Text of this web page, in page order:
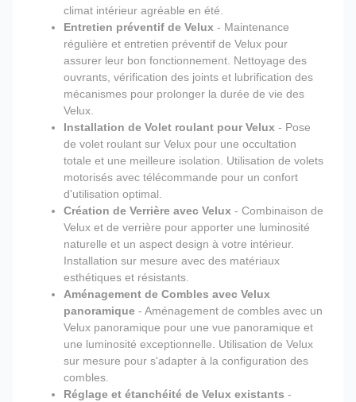
climat intérieur agréable en été.
Entretien préventif de Velux - Maintenance
régulière et entretien préventif de Velux pour
assurer leur bon fonctionnement. Nettoyage des
ouvrants, vérification des joints et lubrification des
mécanismes pour prolonger la durée de vie des
Velux.
Installation de Volet roulant pour Velux - Pose
de volet roulant sur Velux pour une occultation
totale et une meilleure isolation. Utilisation de volets
motorisés avec télécommande pour un confort
d'utilisation optimal.
Création de Verrière avec Velux - Combinaison de
Velux et de verrière pour apporter une luminosité
naturelle et un aspect design à votre intérieur.
Installation sur mesure avec des matériaux
esthétiques et résistants.
Aménagement de Combles avec Velux
panoramique - Aménagement de combles avec un
Velux panoramique pour une vue panoramique et
une luminosité exceptionnelle. Utilisation de Velux
sur mesure pour s'adapter à la configuration des
combles.
Réglage et étanchéité de Velux existants -